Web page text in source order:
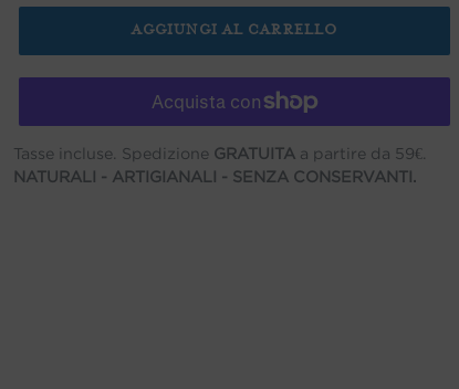
AGGIUNGI AL CARRELLO
Tasse incluse. Spedizione GRATUITA a partire da 59€.
NATURALI - ARTIGIANALI - SENZA CONSERVANTI.